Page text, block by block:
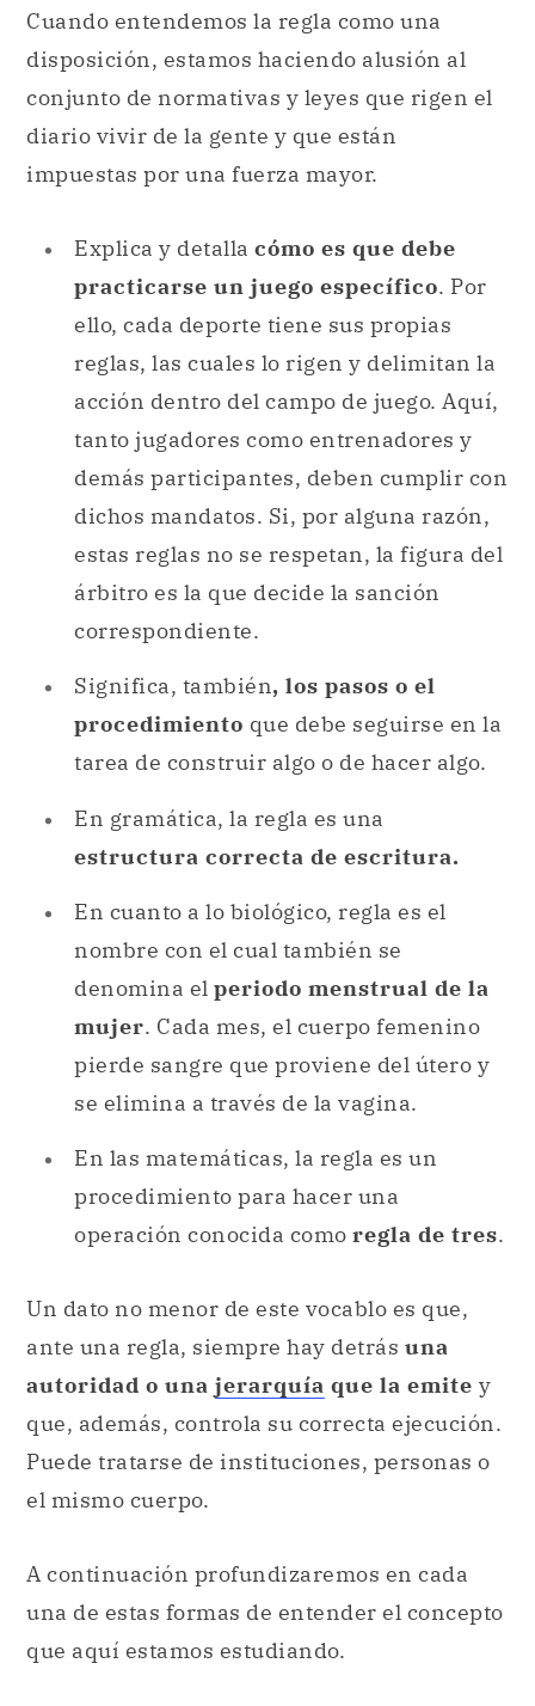
Cuando entendemos la regla como una
disposición, estamos haciendo alusión al
conjunto de normativas y leyes que rigen el
diario vivir de la gente y que están
impuestas por una fuerza mayor.
Explica y detalla cómo es que debe
practicarse un juego específico. Por
ello, cada deporte tiene sus propias
reglas, las cuales lo rigen y delimitan la
acción dentro del campo de juego. Aquí,
tanto jugadores como entrenadores y
demás participantes, deben cumplir con
dichos mandatos. Si, por alguna razón,
estas reglas no se respetan, la figura del
árbitro es la que decide la sanción
correspondiente.
Significa, también, los pasos o el
procedimiento que debe seguirse en la
tarea de construir algo o de hacer algo.
En gramática, la regla es una
estructura correcta de escritura.
En cuanto a lo biológico, regla es el
nombre con el cual también se
denomina el periodo menstrual de la
mujer. Cada mes, el cuerpo femenino
pierde sangre que proviene del útero y
se elimina a través de la vagina.
En las matemáticas, la regla es un
procedimiento para hacer una
operación conocida como regla de tres.
Un dato no menor de este vocablo es que,
ante una regla, siempre hay detrás una
autoridad o una jerarquía que la emite y
que, además, controla su correcta ejecución.
Puede tratarse de instituciones, personas o
el mismo cuerpo.
A continuación profundizaremos en cada
una de estas formas de entender el concepto
que aquí estamos estudiando.